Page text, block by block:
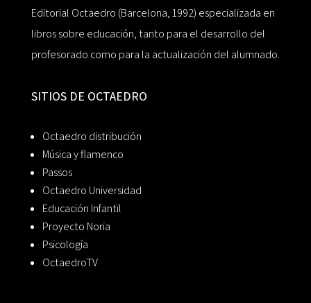
Editorial Octaedro (Barcelona, 1992) especializada en
libros sobre educación, tanto para el desarrollo del
profesorado como para la actualización del alumnado.
SITIOS DE OCTAEDRO
Octaedro distribución
Música y flamenco
Passos
Octaedro Universidad
Educación Infantil
Proyecto Noria
Psicología
OctaedroTV